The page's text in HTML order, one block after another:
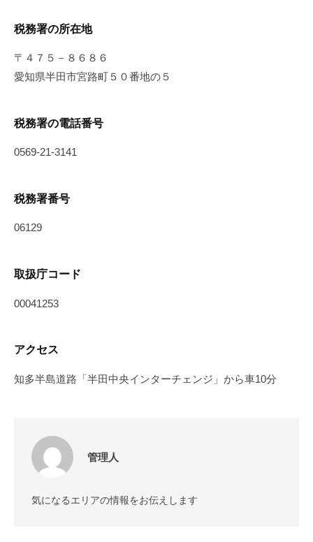
税務署の所在地
〒４７５－８６８６
愛知県半田市宮路町５０番地の５
税務署の電話番号
0569-21-3141
税務署番号
06129
取扱庁コード
00041253
アクセス
知多半島道路「半田中央インターチェンジ」から車10分
管理人
気になるエリアの情報をお伝えします